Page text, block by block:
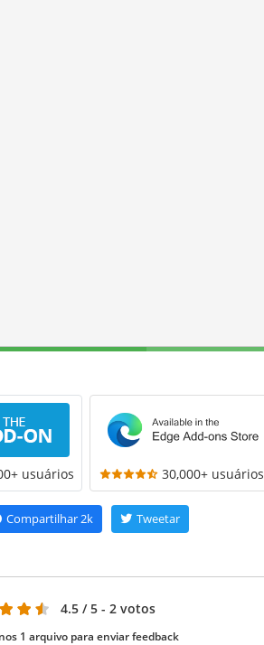
usuários 30,000+ usuários
Compartilhar2k Tweetar
4.5 / 5 - 2 votos
1 arquivo para enviar feedback